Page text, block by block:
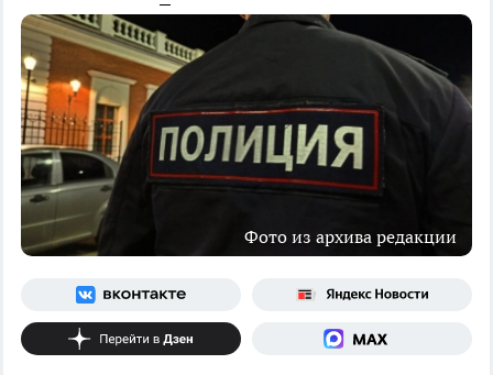
Фото из архива редакции